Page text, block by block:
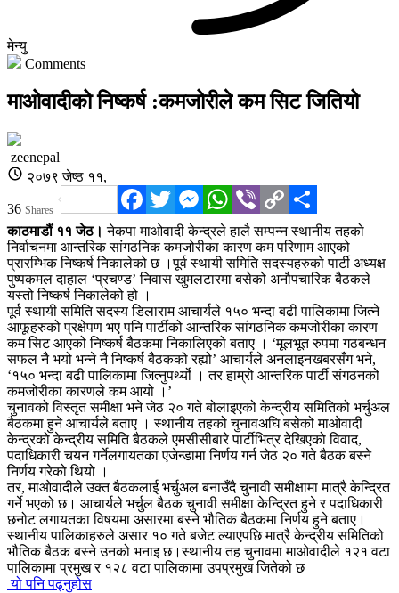
मेन्यु
Comments
माओवादीको निष्कर्ष :कमजोरीले कम सिट जितियो
zeenepal
२०७९ जेष्ठ ११,
36 Shares
FacebookTwitterMessengerWhatsApp
Viber
Copy
Link
काठमाडौं ११ जेठ। नेकपा माओवादी केन्द्रले हालै सम्पन्न स्थानीय तहको
निर्वाचनमा आन्तरिक सांगठनिक कमजोरीका कारण कम परिणाम आएको
प्रारम्भिक निष्कर्ष निकालेको छ ।पूर्व स्थायी समिति सदस्यहरुको पार्टी अध्यक्ष
पुष्पकमल दाहाल ‘प्रचण्ड’ निवास खुमलटारमा बसेको अनौपचारिक बैठकले
यस्तो निष्कर्ष निकालेको हो ।
पूर्व स्थायी समिति सदस्य डिलाराम आचार्यले १५० भन्दा बढी पालिकामा जित्ने
आफूहरुको प्रक्षेपण भए पनि पार्टीको आन्तरिक सांगठनिक कमजोरीका कारण
कम सिट आएको निष्कर्ष बैठकमा निकालिएको बताए । ‘मूलभूत रुपमा गठबन्धन
सफल नै भयो भन्ने नै निष्कर्ष बैठकको रह्यो’ आचार्यले अनलाइनखबरसँग भने,
‘१५० भन्दा बढी पालिकामा जित्नुपर्थ्यो । तर हाम्रो आन्तरिक पार्टी संगठनको
कमजोरीका कारणले कम आयो ।’
चुनावको विस्तृत समीक्षा भने जेठ २० गते बोलाइएको केन्द्रीय समितिको भर्चुअल
बैठकमा हुने आचार्यले बताए । स्थानीय तहको चुनावअघि बसेको माओवादी
केन्द्रको केन्द्रीय समिति बैठकले एमसीसीबारे पार्टीभित्र देखिएको विवाद,
पदाधिकारी चयन गर्नेलगायतका एजेन्डामा निर्णय गर्न जेठ २० गते बैठक बस्ने
निर्णय गरेको थियो ।
तर, माओवादीले उक्त बैठकलाई भर्चुअल बनाउँदै चुनावी समीक्षामा मात्रै केन्द्रित
गर्ने भएको छ। आचार्यले भर्चुल बैठक चुनावी समीक्षा केन्द्रित हुने र पदाधिकारी
छनोट लगायतका विषयमा असारमा बस्ने भौतिक बैठकमा निर्णय हुने बताए।
स्थानीय पालिकाहरुले असार १० गते बजेट ल्याएपछि मात्रै केन्द्रीय समितिको
भौतिक बैठक बस्ने उनको भनाइ छ।स्थानीय तह चुनावमा माओवादीले १२१ वटा
पालिकामा प्रमुख र १२८ वटा पालिकामा उपप्रमुख जितेको छ
यो पनि पढ्नुहोस